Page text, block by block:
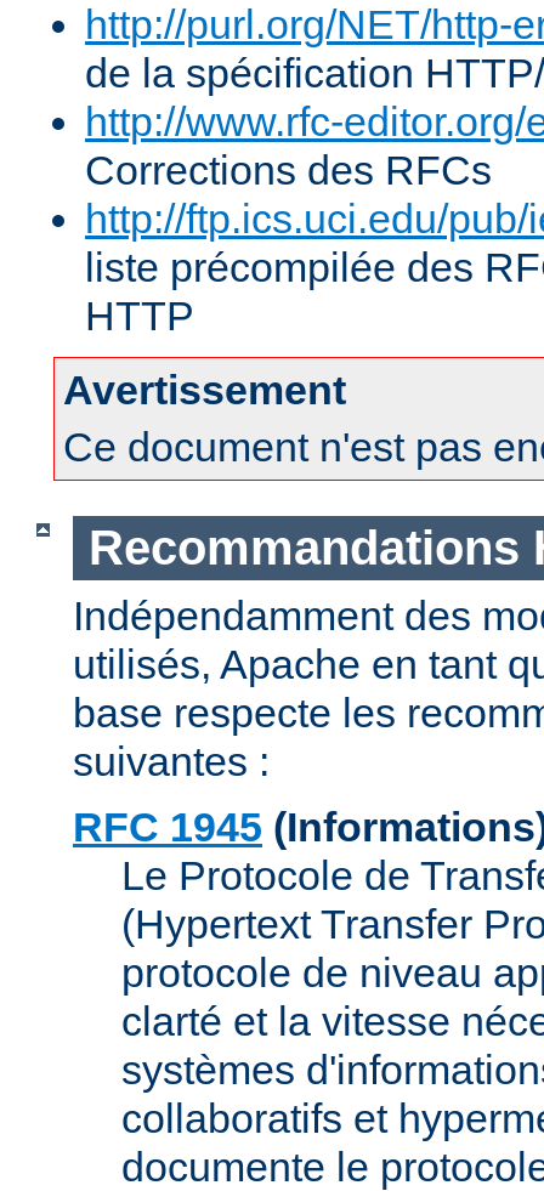
http://purl.org/NET/http-
de la spécification
http://www.rfc-editor.org/
Corrections des RFCs
http://ftp.ics.uci.edu/
liste précompilée des
HTTP
Avertissement
Ce document n'est pas
Recommandations
Indépendamment des
utilisés, Apache en tant
base respecte les
suivantes :
RFC 1945
Le Protocole de
(Hypertext Transfer
protocole de niveau
clarté et la vitesse
systèmes
collaboratifs et
documente le